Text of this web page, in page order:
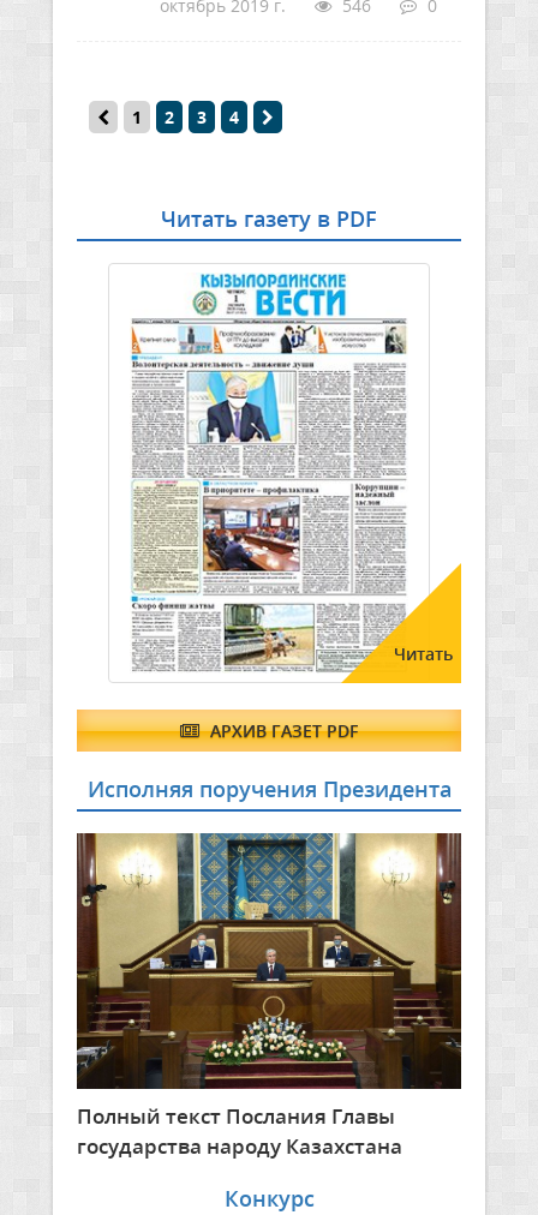
октябрь 2019 г. 546 0
1 2 3 4
Читать газету в PDF
Читать
АРХИВ ГАЗЕТ PDF
Исполняя поручения Президента
Полный текст Послания Главы
государства народу Казахстана
Конкурс